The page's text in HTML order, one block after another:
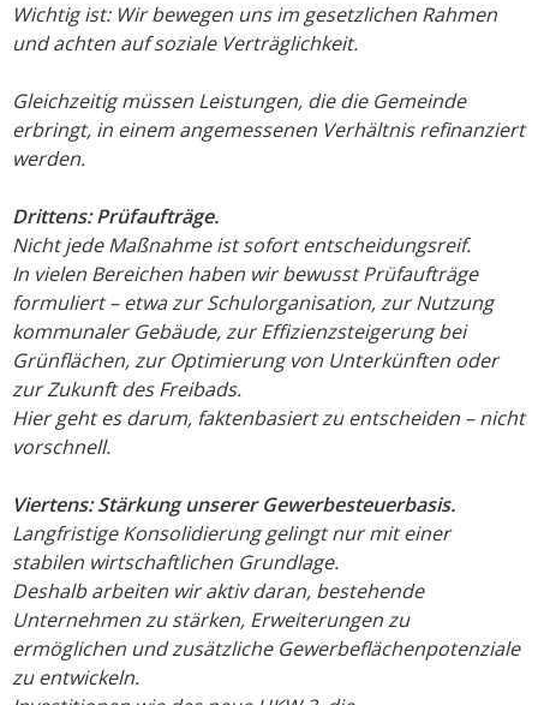
Wichtig ist: Wir bewegen uns im gesetzlichen Rahmen
und achten auf soziale Verträglichkeit.
Gleichzeitig müssen Leistungen, die die Gemeinde
erbringt, in einem angemessenen Verhältnis refinanziert
werden.
Drittens: Prüfaufträge.
Nicht jede Maßnahme ist sofort entscheidungsreif.
In vielen Bereichen haben wir bewusst Prüfaufträge
formuliert – etwa zur Schulorganisation, zur Nutzung
kommunaler Gebäude, zur Effizienzsteigerung bei
Grünflächen, zur Optimierung von Unterkünften oder
zur Zukunft des Freibads.
Hier geht es darum, faktenbasiert zu entscheiden – nicht
vorschnell.
Viertens: Stärkung unserer Gewerbesteuerbasis.
Langfristige Konsolidierung gelingt nur mit einer
stabilen wirtschaftlichen Grundlage.
Deshalb arbeiten wir aktiv daran, bestehende
Unternehmen zu stärken, Erweiterungen zu
ermöglichen und zusätzliche Gewerbeflächenpotenziale
zu entwickeln.